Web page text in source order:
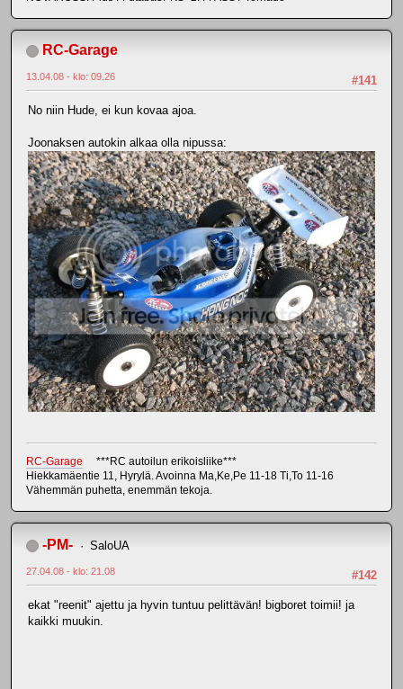
RC-Garage
#141
13.04.08 - klo: 09.26
No niin Hude, ei kun kovaa ajoa.
Joonaksen autokin alkaa olla nipussa:
RC-Garage ***RC autoilun erikoisliike***
Hiekkamäentie 11, Hyrylä. Avoinna Ma,Ke,Pe 11-18 Ti,To 11-16
Vähemmän puhetta, enemmän tekoja.
-PM- SaloUA
#142
27.04.08 - klo: 21.08
ekat "reenit" ajettu ja hyvin tuntuu pelittävän! bigboret toimii! ja
kaikki muukin.